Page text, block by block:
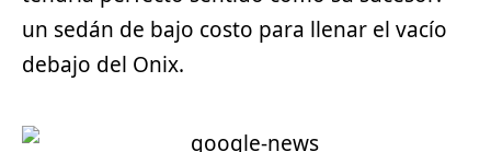
un sedán de bajo costo para llenar el vacío
debajo del Onix.